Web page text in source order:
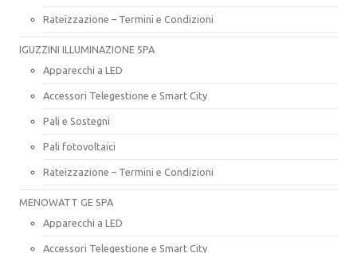
Rateizzazione – Termini e Condizioni
IGUZZINI ILLUMINAZIONE SPA
Apparecchi a LED
Accessori Telegestione e Smart City
Pali e Sostegni
Pali fotovoltaici
Rateizzazione – Termini e Condizioni
MENOWATT GE SPA
Apparecchi a LED
Accessori Telegestione e Smart City